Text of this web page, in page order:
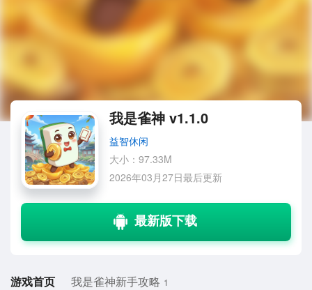
我是雀神 v1.1.0
益智休闲
大小：97.33M
2026年03月27日最后更新
游戏首页 我是雀神新手攻略 1